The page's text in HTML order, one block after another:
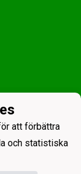
att förbättra
och statistiska